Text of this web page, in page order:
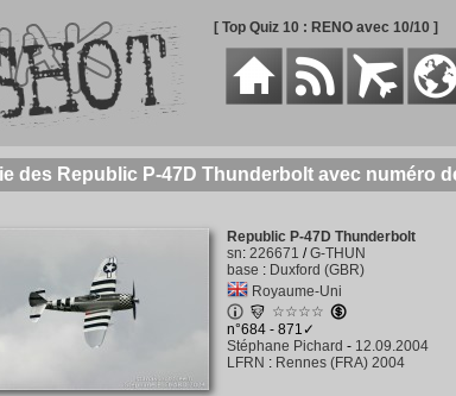
[ Top Quiz 10 : RENO avec 10/10 ]
des Republic P-47D Thunderbolt avec numéro
Republic P-47D Thunderbolt
sn: 226671 /G-THUN
base : Duxford (GBR)
Royaume-Uni
☆☆☆☆
n°684 - 871✓
Stéphane Pichard - 12.09.2004
LFRN : Rennes (FRA) 2004